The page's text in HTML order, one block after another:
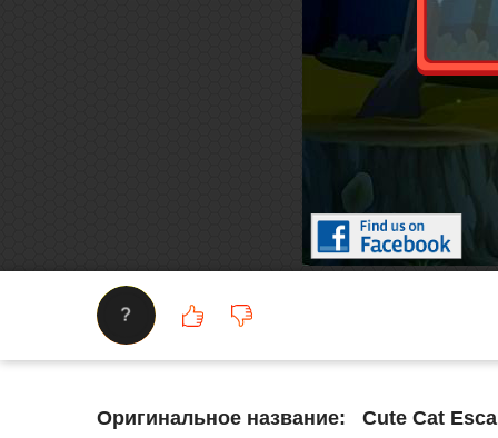
?
Оригинальное название: Cute Cat